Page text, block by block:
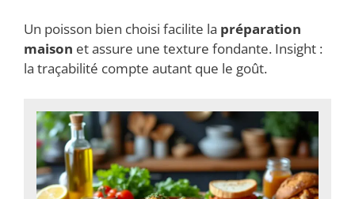
Un poisson bien choisi facilite la préparation
maison et assure une texture fondante. Insight :
la traçabilité compte autant que le goût.